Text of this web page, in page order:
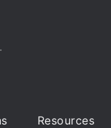
Resources